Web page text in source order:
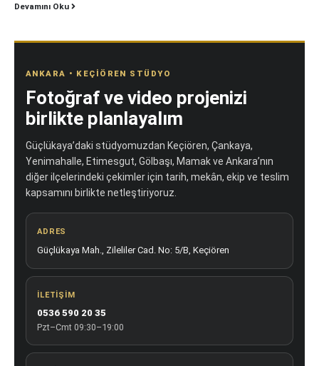
Devamını Oku
ANKARA • KEÇIÖREN STÜDYO
Fotoğraf ve video projenizi
birlikte planlayalım
Güçlükaya’daki stüdyomuzdan Keçiören, Çankaya,
Yenimahalle, Etimesgut, Gölbaşı, Mamak ve Ankara’nın
diğer ilçelerindeki çekimler için tarih, mekân, ekip ve teslim
kapsamını birlikte netleştiriyoruz.
ADRES
Güçlükaya Mah., Zileliler Cad. No: 5/B, Keçiören
İLETIŞIM
0536 590 20 35
Pzt–Cmt 09:30–19:00